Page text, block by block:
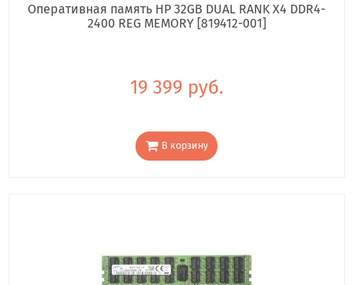
Оперативная память HP 32GB DUAL RANK X4 DDR4-
2400 REG MEMORY [819412-001]
19 399 руб.
В корзину